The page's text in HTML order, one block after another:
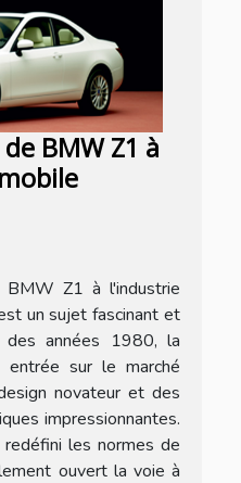
BMW Z1 à
Z1 à l'industrie
un sujet fascinant et
années 1980, la
sur le marché
novateur et des
impressionnantes.
les normes de
ouvert la voie à